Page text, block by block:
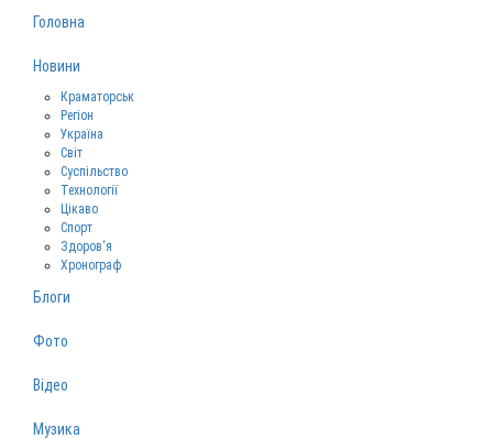
Головна
Новини
Краматорськ
Регіон
Україна
Світ
Суспільство
Технології
Цікаво
Спорт
Здоров‘я
Хронограф
Блоги
Фото
Відео
Музика